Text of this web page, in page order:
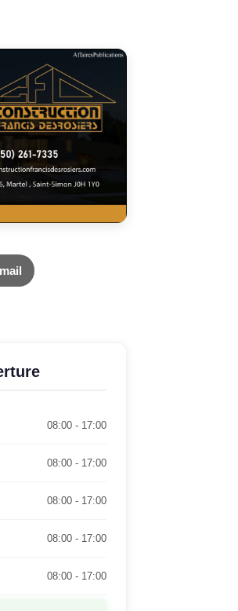
08:00 - 17:00
08:00 - 17:00
08:00 - 17:00
08:00 - 17:00
08:00 - 17:00